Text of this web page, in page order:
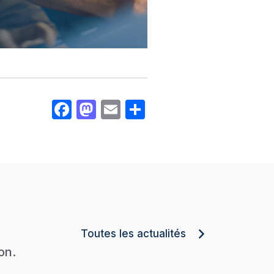
Facebook
Mastodon
Email
Toutes les actualités